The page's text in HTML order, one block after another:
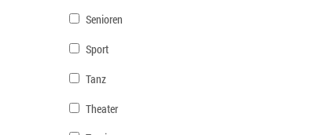
Senioren
Sport
Tanz
Theater